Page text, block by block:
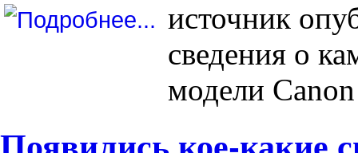
источник
сведения о
модели